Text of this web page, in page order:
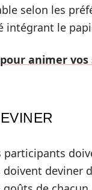
selon les
intégrant le
animer
deviner